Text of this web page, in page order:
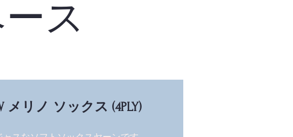
ス
メリノ ソックス (4PLY)